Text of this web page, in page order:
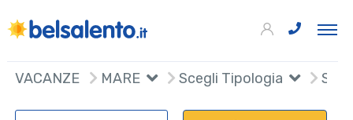
VACANZE MARE Scegli Tipologia
+